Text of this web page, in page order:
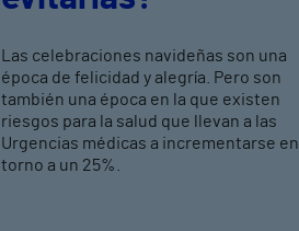
Las celebraciones navideñas son una
época de felicidad y alegría. Pero son
también una época en la que existen
riesgos para la salud que llevan a las
Urgencias médicas a incrementarse en
torno a un 25%.